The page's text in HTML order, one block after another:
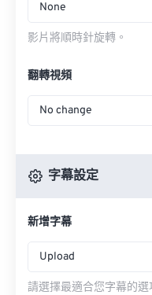
None
影片將順時針旋轉。
翻轉視頻
No change
字幕設定
新增字幕
Upload
請選擇最適合您字幕的